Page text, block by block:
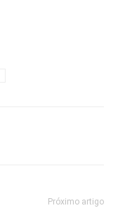
Próximo artigo